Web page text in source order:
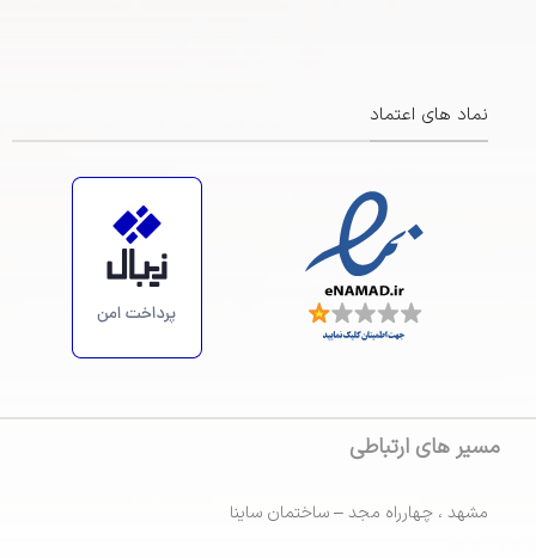
https://maps.app.goo.gl/ZsiRScJCRFa3BBBp7
نماد های اعتماد
مسیر های ارتباطی
مشهد ، چهارراه مجد – ساختمان ساینا